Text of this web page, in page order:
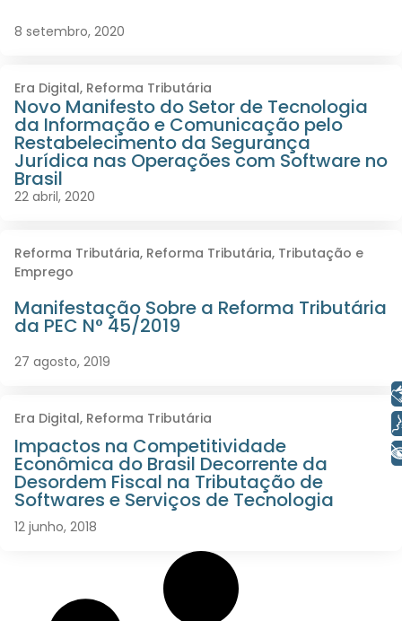
8 setembro, 2020
Era Digital, Reforma Tributária
Novo Manifesto do Setor de Tecnologia
da Informação e Comunicação pelo
Restabelecimento da Segurança
Jurídica nas Operações com Software no
Brasil
22 abril, 2020
Reforma Tributária, Reforma Tributária, Tributação e
Emprego
Manifestação Sobre a Reforma Tributária
da PEC N° 45/2019
27 agosto, 2019
Era Digital, Reforma Tributária
Impactos na Competitividade
Econômica do Brasil Decorrente da
Desordem Fiscal na Tributação de
Softwares e Serviços de Tecnologia
12 junho, 2018
+ Acessibilidade